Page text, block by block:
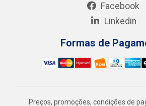
Facebook
Linkedin
Formas de
Preços, promoções, condições de